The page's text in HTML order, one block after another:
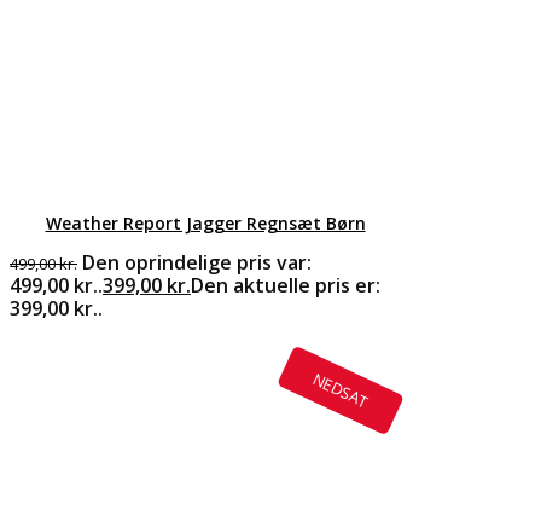
Weather Report Jagger Regnsæt Børn
499,00kr. Den oprindelige pris var:
499,00 kr..399,00 kr.Den aktuelle pris er:
399,00 kr..
NEDSAT